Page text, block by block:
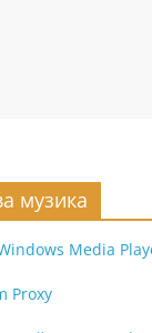
музика